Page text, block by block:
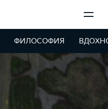
ФИЛОСОФИЯ